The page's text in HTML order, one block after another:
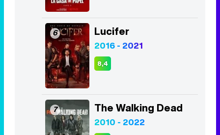
6 Lucifer
2016 - 2021
8,4
7 The Walking Dead
2010 - 2022